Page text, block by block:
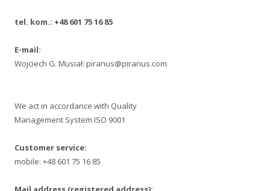
tel. kom.: +48 601 75 16 85
E-mail:
Wojciech G. Musiał: piranus@piranus.com
We act in accordance with Quality
Management System ISO 9001
Customer service:
mobile: +48 601 75 16 85